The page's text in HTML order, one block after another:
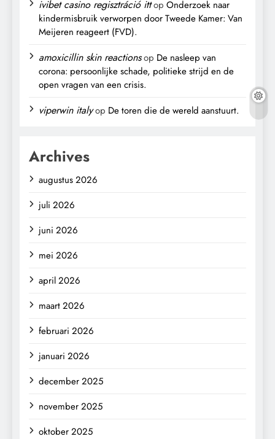
ivibet casino regisztráció ittop Onderzoek naar
kindermisbruik verworpen door Tweede Kamer: Van
Meijeren reageert (FVD).
amoxicillin skin reactionsop De nasleep van
corona: persoonlijke schade, politieke strijd en de
open vragen van een crisis.
viperwin italyop De toren die de wereld aanstuurt.
Archives
augustus 2026
juli 2026
juni 2026
mei 2026
april 2026
maart 2026
februari 2026
januari 2026
december 2025
november 2025
oktober 2025